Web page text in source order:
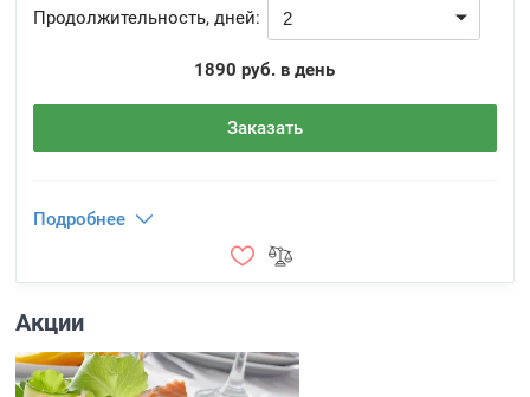
Продолжительность, дней:
1890 руб. в день
Заказать
Подробнее
Акции